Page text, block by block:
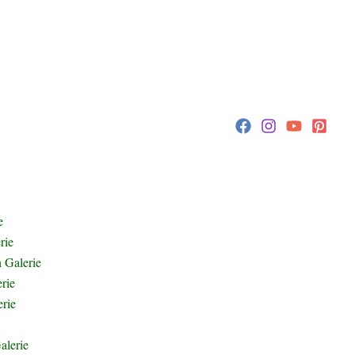
Galerie
Mischung aus Spiritualität, beeindruckender